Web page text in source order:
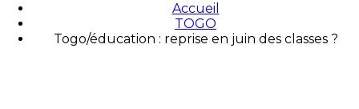
Accueil
TOGO
Togo/éducation : reprise en juin des classes ?